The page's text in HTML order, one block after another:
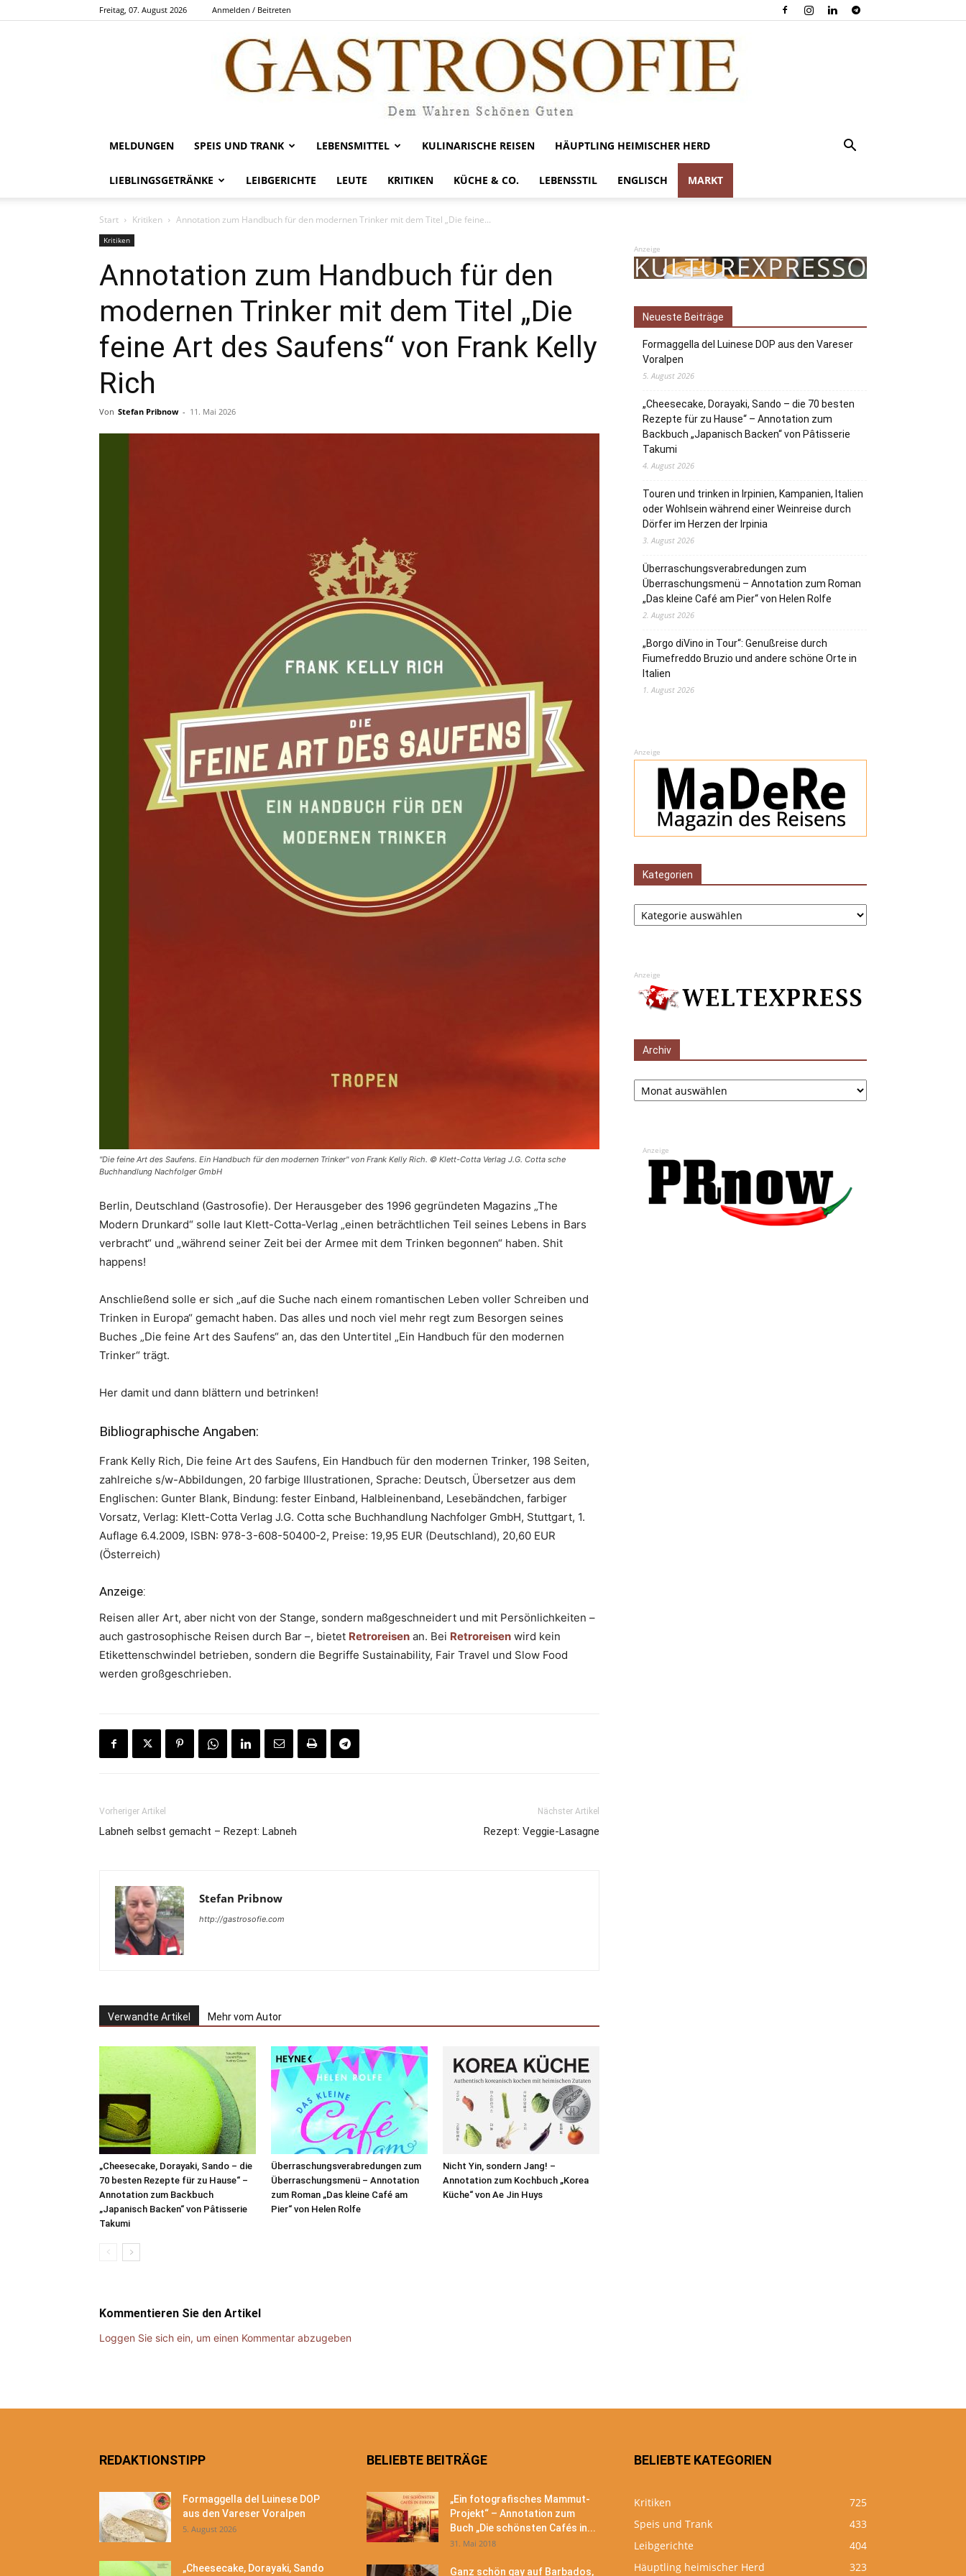
Freitag, 07. August 2026 Anmelden / Beitreten
Gastrosofie
MELDUNGEN SPEIS UND TRANK LEBENSMITTEL KULINARISCHE REISEN HÄUPTLING HEIMISCHER HERD
LIEBLINGSGETRÄNKE LEIBGERICHTE LEUTE KRITIKEN KÜCHE & CO. LEBENSSTIL ENGLISCH MARKT
Start Kritiken Annotation zum Handbuch für den modernen Trinker mit dem Titel „Die feine...
Kritiken
Annotation zum Handbuch für den
modernen Trinker mit dem Titel „Die
feine Art des Saufens“ von Frank Kelly
Rich
Von Stefan Pribnow - 11. Mai 2026
"Die feine Art des Saufens. Ein Handbuch für den modernen Trinker" von Frank Kelly Rich. © Klett-Cotta Verlag J.G. Cotta sche
Buchhandlung Nachfolger GmbH
Berlin, Deutschland (Gastrosofie). Der Herausgeber des 1996 gegründeten Magazins „The
Modern Drunkard“ solle laut Klett-Cotta-Verlag „einen beträchtlichen Teil seines Lebens in Bars
verbracht“ und „während seiner Zeit bei der Armee mit dem Trinken begonnen“ haben. Shit
happens!
Anschließend solle er sich „auf die Suche nach einem romantischen Leben voller Schreiben und
Trinken in Europa“ gemacht haben. Das alles und noch viel mehr regt zum Besorgen seines
Buches „Die feine Art des Saufens“ an, das den Untertitel „Ein Handbuch für den modernen
Trinker“ trägt.
Her damit und dann blättern und betrinken!
Bibliographische Angaben:
Frank Kelly Rich, Die feine Art des Saufens, Ein Handbuch für den modernen Trinker, 198 Seiten,
zahlreiche s/w-Abbildungen, 20 farbige Illustrationen, Sprache: Deutsch, Übersetzer aus dem
Englischen: Gunter Blank, Bindung: fester Einband, Halbleinenband, Lesebändchen, farbiger
Vorsatz, Verlag: Klett-Cotta Verlag J.G. Cotta sche Buchhandlung Nachfolger GmbH, Stuttgart, 1.
Auflage 6.4.2009, ISBN: 978-3-608-50400-2, Preise: 19,95 EUR (Deutschland), 20,60 EUR
(Österreich)
Anzeige:
Reisen aller Art, aber nicht von der Stange, sondern maßgeschneidert und mit Persönlichkeiten –
auch gastrosophische Reisen durch Bar –, bietet Retroreisen an. Bei Retroreisen wird kein
Etikettenschwindel betrieben, sondern die Begriffe Sustainability, Fair Travel und Slow Food
werden großgeschrieben.
Vorheriger Artikel
Labneh selbst gemacht – Rezept: Labneh
Nächster Artikel
Rezept: Veggie-Lasagne
Stefan Pribnow
http://gastrosofie.com
Verwandte Artikel Mehr vom Autor
„Cheesecake, Dorayaki, Sando – die
70 besten Rezepte für zu Hause“ –
Annotation zum Backbuch
„Japanisch Backen“ von Pâtisserie
Takumi
Überraschungsverabredungen zum
Überraschungsmenü – Annotation
zum Roman „Das kleine Café am
Pier“ von Helen Rolfe
Nicht Yin, sondern Jang! –
Annotation zum Kochbuch „Korea
Küche“ von Ae Jin Huys
Kommentieren Sie den Artikel
Loggen Sie sich ein, um einen Kommentar abzugeben
Anzeige
Neueste Beiträge
Formaggella del Luinese DOP aus den Vareser
Voralpen
5. August 2026
„Cheesecake, Dorayaki, Sando – die 70 besten
Rezepte für zu Hause“ – Annotation zum
Backbuch „Japanisch Backen“ von Pâtisserie
Takumi
4. August 2026
Touren und trinken in Irpinien, Kampanien, Italien
oder Wohlsein während einer Weinreise durch
Dörfer im Herzen der Irpinia
3. August 2026
Überraschungsverabredungen zum
Überraschungsmenü – Annotation zum Roman
„Das kleine Café am Pier“ von Helen Rolfe
2. August 2026
„Borgo diVino in Tour“: Genußreise durch
Fiumefreddo Bruzio und andere schöne Orte in
Italien
1. August 2026
Anzeige
Kategorien
Kategorien
Anzeige
Archiv
Archiv
Anzeige
REDAKTIONSTIPP
Formaggella del Luinese DOP
aus den Vareser Voralpen
5. August 2026
„Cheesecake, Dorayaki, Sando
BELIEBTE BEITRÄGE
„Ein fotografisches Mammut-
Projekt“ – Annotation zum
Buch „Die schönsten Cafés in...
31. Mai 2018
Ganz schön gay auf Barbados,
BELIEBTE KATEGORIEN
Kritiken
725
Speis und Trank
433
Leibgerichte
404
Häuptling heimischer Herd
323